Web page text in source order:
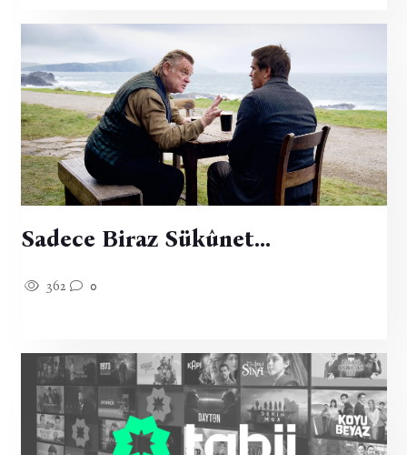
Sadece Biraz Sükûnet...
362 0